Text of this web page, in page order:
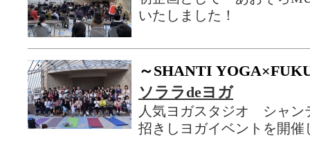
いたしました！
～SHANTI
ソララdeヨガ
人気ヨガスタジオ シャン
招きしヨガイベントを開催